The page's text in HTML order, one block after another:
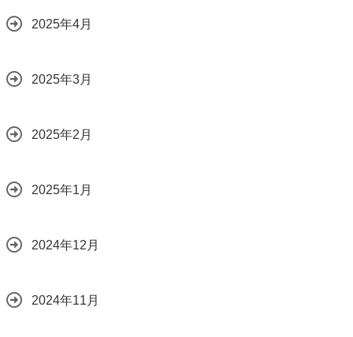
2025年4月
2025年3月
2025年2月
2025年1月
2024年12月
2024年11月